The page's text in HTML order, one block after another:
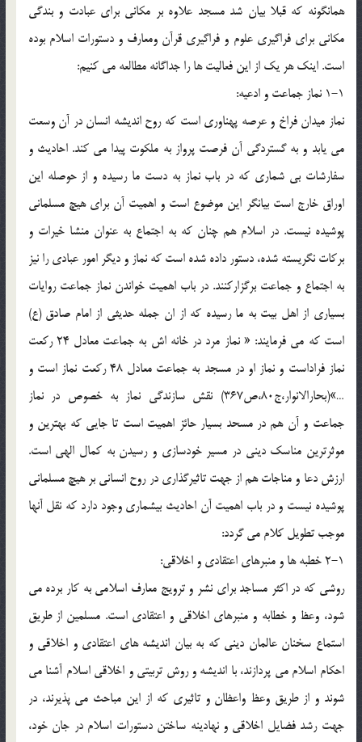
همانگونه که قبلا بیان شد مسجد علاوه بر مکانی برای عبادت و بندگی
مکانی برای فراگیری علوم و فراگیری قرآن ومعارف و دستورات اسلام بوده
است. اینک هر یک از این فعالیت ها را جداگانه مطالعه می کنیم:
1-1 نماز جماعت و ادعیه:
نماز میدان فراخ و عرصه پهناوری است که روح اندیشه انسان در آن وسعت
می یابد و به گستردگی آن فرصت پرواز به ملکوت پیدا می کند. احادیث و
سفارشات بی شماری که در باب نماز به دست ما رسیده و از حوصله این
اوراق خارج است بیانگر این موضوع است و اهمیت آن برای هیچ مسلمانی
پوشیده نیست. در اسلام هم چنان که به اجتماع به عنوان منشا خیرات و
برکات نگریسته شده، دستور داده شده است که نماز و دیگر امور عبادی را نیز
به اجتماع و جماعت برگزارکنند. در باب اهمیت خواندن نماز جماعت روایات
بسیاری از اهل بیت به ما رسیده که از ان جمله حدیثی از امام صادق (ع)
است که می فرمایند: « نماز مرد در خانه اش به جماعت معادل 24 رکعت
نماز فراداست و نماز او در مسجد به جماعت معادل 48 رکعت نماز است و
…»(بحارالانوار،ج80،ص367) نقش سازندگی نماز به خصوص در نماز
جماعت و آن هم در مسحد بسیار حائز اهمیت است تا جایی که بهترین و
موثرترین مناسک دینی در مسیر خودسازی و رسیدن به کمال الهی است.
ارزش دعا و مناجات هم از جهت تاثیرگذاری در روح انسانی بر هیچ مسلمانی
پوشیده نیست و در باب اهمیت آن احادیث بیشماری وجود دارد که نقل آنها
موجب تطویل کلام می گردد:
2-1 خطبه ها و منبرهای اعتقادی و اخلاقی:
روشی که در اکثر مساجد برای نشر و ترویج معارف اسلامی به کار برده می
شود، وعظ و خطابه و منبرهای اخلاقی و اعتقادی است. مسلمین از طریق
استماع سخنان عالمان دینی که به بیان اندیشه های اعتقادی و اخلاقی و
احکام اسلام می پردازند، با اندیشه و روش تربیتی و اخلاقی اسلام آشنا می
شوند و از طریق وعظ واعظان و تاثیری که از این مباحث می پذیرند، در
جهت رشد فضایل اخلاقی و نهادینه ساختن دستورات اسلام در جان خود،